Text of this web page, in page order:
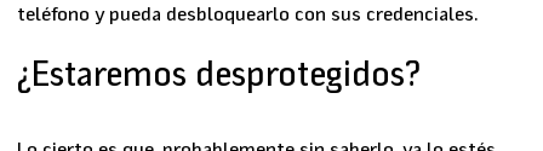
teléfono y pueda desbloquearlo con sus credenciales.
¿Estaremos desprotegidos?